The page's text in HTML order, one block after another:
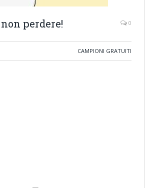
perdere! 0
CAMPIONI GRATUITI